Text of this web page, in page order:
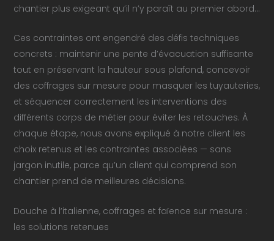
chantier plus exigeant qu’il n’y paraît au premier abord…
Ces contraintes ont engendré des défis techniques
concrets : maintenir une pente d’évacuation suffisante
tout en préservant la hauteur sous plafond, concevoir
des coffrages sur mesure pour masquer les tuyauteries,
et séquencer correctement les interventions des
différents corps de métier pour éviter les retouches. À
chaque étape, nous avons expliqué à notre client les
choix retenus et les contraintes associées — sans
jargon inutile, parce qu’un client qui comprend son
chantier prend de meilleures décisions.
Douche à l’italienne, coffrages et faïence sur mesure :
les solutions retenues